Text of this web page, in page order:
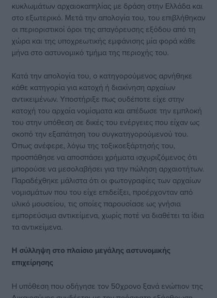
κυκλωμάτων αρχαιοκαπηλίας με δράση στην Ελλάδα και
στο εξωτερικό. Μετά την απολογία του, του επιβλήθηκαν
οι περιοριστικοί όροι της απαγόρευσης εξόδου από τη
χώρα και της υποχρεωτικής εμφάνισης μία φορά κάθε
μήνα στο αστυνομικό τμήμα της περιοχής του.
Κατά την απολογία του, ο κατηγορούμενος αρνήθηκε
κάθε κατηγορία για κατοχή ή διακίνηση αρχαίων
αντικειμένων. Υποστήριξε πως ουδέποτε είχε στην
κατοχή του αρχαία νομίσματα και απέδωσε την εμπλοκή
του στην υπόθεση σε δικές του ενέργειες που είχαν ως
σκοπό την εξαπάτηση του συγκατηγορούμενού του.
Όπως ανέφερε, λόγω της τοξικοεξάρτησής του,
προσπάθησε να αποσπάσει χρήματα ισχυριζόμενος ότι
μπορούσε να μεσολαβήσει για την πώληση αρχαιοτήτων.
Παραδέχθηκε μάλιστα ότι οι φωτογραφίες των αρχαίων
νομισμάτων που του είχε επιδείξει, προέρχονταν από
υλικό μουσείου, τις οποίες παρουσίασε ως γνήσια
εμπορεύσιμα αντικείμενα, χωρίς ποτέ να διαθέτει τα ίδια
τα αντικείμενα.
Η σύλληψη στο πλαίσιο μεγάλης αστυνομικής
επιχείρησης
Η υπόθεση που οδήγησε τον 50χρονο ξανά ενώπιον της